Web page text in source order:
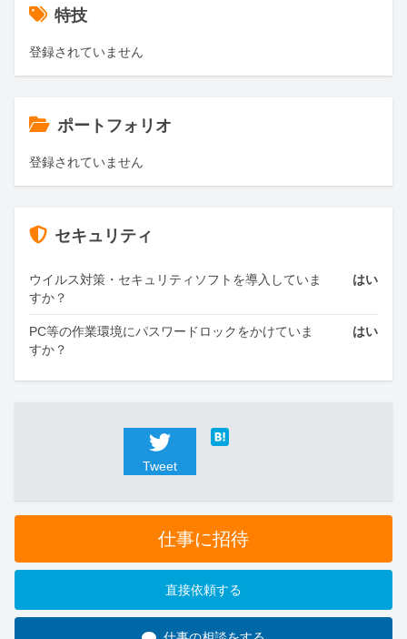
特技
登録されていません
ポートフォリオ
登録されていません
セキュリティ
ウイルス対策・セキュリティソフトを導入していま
すか？
はい
PC等の作業環境にパスワードロックをかけていま
すか？
はい
Tweet
仕事に招待
直接依頼する